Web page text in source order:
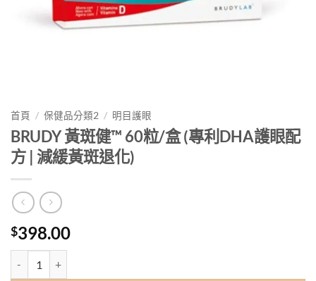
首頁 / 保健品分類2 / 明目護眼
BRUDY 黃斑健™ 60粒/盒 (專利DHA護眼配
方 | 減緩黃斑退化)
$398.00